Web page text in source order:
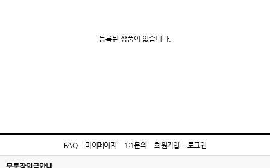
등록된 상품이 없습니다.
FAQ 마이페이지 1:1문의 회원가입 로그인